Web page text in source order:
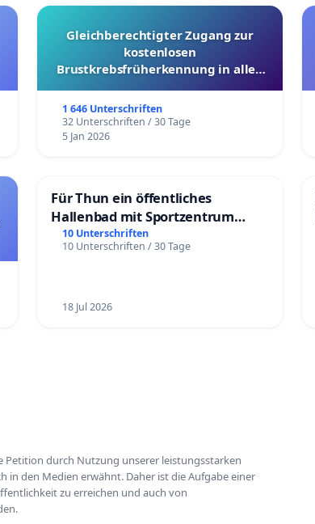
Gleichberechtigter Zugang zur
kostenlosen
Brustkrebsfrüherkennung in allen
1 646 Unterschriften
32 Unterschriften / 30 Tage
5 Jan 2026
Für Thun ein öffentliches
Hallenbad mit Sportzentrum
schaffen
10 Unterschriften
10 Unterschriften / 30 Tage
18 Jul 2026
Petition durch Nutzung unserer leistungsstarken
in den Medien erwähnt. Daher ist die Aufgabe einer
zu erreichen und auch von